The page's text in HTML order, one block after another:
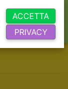
ACCETTA
PRIVACY